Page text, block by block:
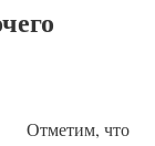
Отметим, что